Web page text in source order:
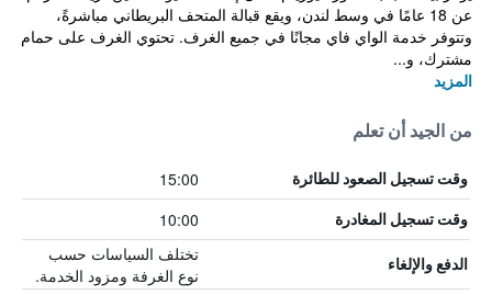
عن 18 عامًا في وسط لندن، ويقع قبالة المتحف البريطاني مباشرةً،
وتتوفر خدمة الواي فاي مجانًا في جميع الغرف. تحتوي الغرف على حمام
مشترك، و...
المزيد
من الجيد أن تعلم
وقت تسجيل الصعود للطائرة 15:00
وقت تسجيل المغادرة 10:00
الدفع والإلغاء
تختلف السياسات حسب
نوع الغرفة ومزود الخدمة.